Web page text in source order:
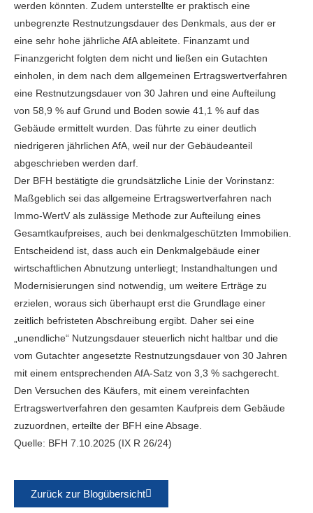
werden könnten. Zudem unterstellte er praktisch eine
unbegrenzte Restnutzungsdauer des Denkmals, aus der er
eine sehr hohe jährliche AfA ableitete. Finanzamt und
Finanzgericht folgten dem nicht und ließen ein Gutachten
einholen, in dem nach dem allgemeinen Ertragswertverfahren
eine Restnutzungsdauer von 30 Jahren und eine Aufteilung
von 58,9 % auf Grund und Boden sowie 41,1 % auf das
Gebäude ermittelt wurden. Das führte zu einer deutlich
niedrigeren jährlichen AfA, weil nur der Gebäudeanteil
abgeschrieben werden darf.
Der BFH bestätigte die grundsätzliche Linie der Vorinstanz:
Maßgeblich sei das allgemeine Ertragswertverfahren nach
Immo-WertV als zulässige Methode zur Aufteilung eines
Gesamtkaufpreises, auch bei denkmalgeschützten Immobilien.
Entscheidend ist, dass auch ein Denkmalgebäude einer
wirtschaftlichen Abnutzung unterliegt; Instandhaltungen und
Modernisierungen sind notwendig, um weitere Erträge zu
erzielen, woraus sich überhaupt erst die Grundlage einer
zeitlich befristeten Abschreibung ergibt. Daher sei eine
„unendliche“ Nutzungsdauer steuerlich nicht haltbar und die
vom Gutachter angesetzte Restnutzungsdauer von 30 Jahren
mit einem entsprechenden AfA-Satz von 3,3 % sachgerecht.
Den Versuchen des Käufers, mit einem vereinfachten
Ertragswertverfahren den gesamten Kaufpreis dem Gebäude
zuzuordnen, erteilte der BFH eine Absage.
Quelle: BFH 7.10.2025 (IX R 26/24)
Zurück zur Blogübersicht